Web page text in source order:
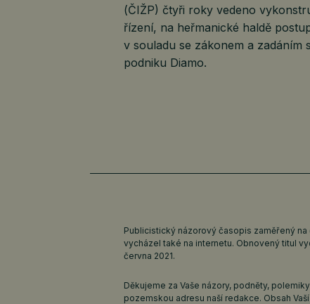
(ČIŽP) čtyři roky vedeno
řízení, na heřmanické haldě
v souladu se zákonem a zadáním
podniku Diamo.
Publicistický názorový časopis zaměřený
vycházel také na internetu. Obnovený titul
června 2021.
Děkujeme za Vaše názory, podněty,
pozemskou adresu naší redakce. Obsah